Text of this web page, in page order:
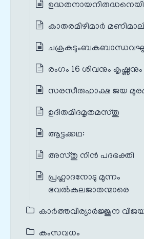
കാതരമിഴിമാർ
രംഗം 16 ശിവനും കൃഷ്ണനും
സരസീരുഹാക്ഷ ജയ
ഉദിതമിദമൃതമസ്തു
ആട്ടക്കഥ:
അസ്തു നിൻ പദഭക്തി
പ്രഹ്ലാദനോടു മുന്നം
ഭവൽകുലജാതന്മാരെ
കാർത്തവീര്യാർജ്ജുന
കംസവധം